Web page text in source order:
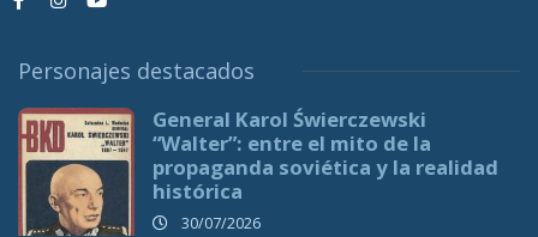
Personajes destacados
General Karol Świerczewski
“Walter”: entre el mito de la
propaganda soviética y la realidad
histórica
30/07/2026